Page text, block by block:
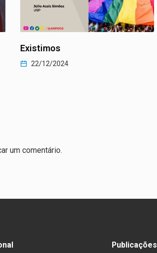
A emergência da sensibilidade
(…)
um comentário.
Publicações